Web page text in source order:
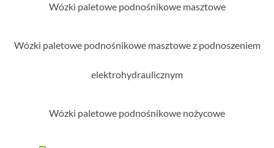
Wózki paletowe podnośnikowe masztowe
Wózki paletowe podnośnikowe masztowe z podnoszeniem
elektrohydraulicznym
Wózki paletowe podnośnikowe nożycowe